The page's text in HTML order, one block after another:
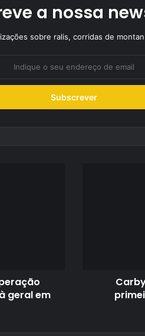
a nossa
sobre ralis, corridas de
geral em